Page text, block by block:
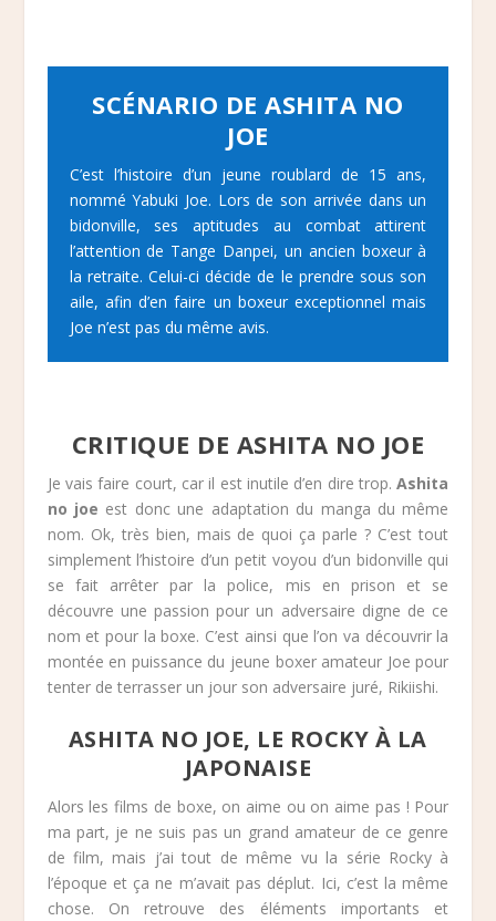
SCÉNARIO DE ASHITA NO
JOE
C’est l’histoire d’un jeune roublard de 15 ans,
nommé Yabuki Joe. Lors de son arrivée dans un
bidonville, ses aptitudes au combat attirent
l’attention de Tange Danpei, un ancien boxeur à
la retraite. Celui-ci décide de le prendre sous son
aile, afin d’en faire un boxeur exceptionnel mais
Joe n’est pas du même avis.
CRITIQUE DE ASHITA NO JOE
Je vais faire court, car il est inutile d’en dire trop.Ashita
no joe est donc une adaptation du manga du même
nom. Ok, très bien, mais de quoi ça parle ? C’est tout
simplement l’histoire d’un petit voyou d’un bidonville qui
se fait arrêter par la police, mis en prison et se
découvre une passion pour un adversaire digne de ce
nom et pour la boxe. C’est ainsi que l’on va découvrir la
montée en puissance du jeune boxer amateur Joe pour
tenter de terrasser un jour son adversaire juré, Rikiishi.
ASHITA NO JOE, LE ROCKY À LA
JAPONAISE
Alors les films de boxe, on aime ou on aime pas ! Pour
ma part, je ne suis pas un grand amateur de ce genre
de film, mais j’ai tout de même vu la série Rocky à
l’époque et ça ne m’avait pas déplut. Ici, c’est la même
chose. On retrouve des éléments importants et